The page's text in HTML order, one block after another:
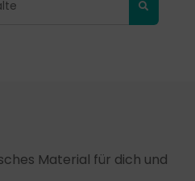
Material für dich und